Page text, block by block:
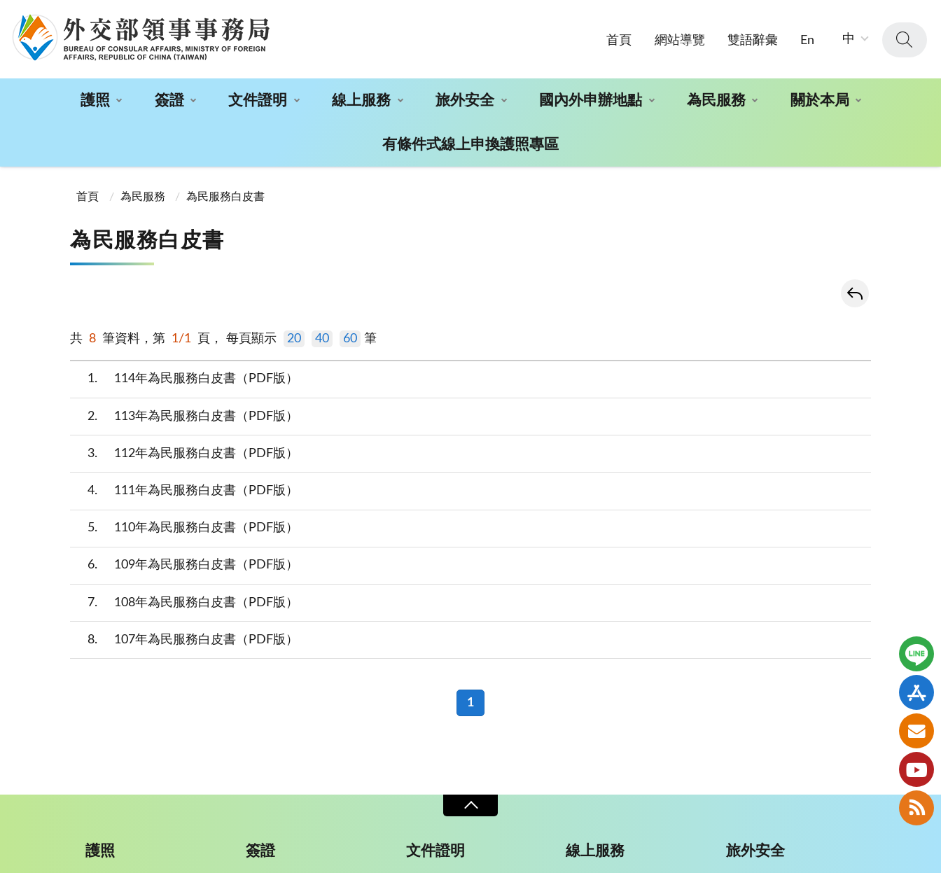
首頁 網站導覽 雙語辭彙 En 中
護照 簽證 文件證明 線上服務 旅外安全 國內外申辦地點 為民服務 關於本局
有條件式線上申換護照專區
首頁
為民服務 為民服務白皮書
為民服務白皮書
共 8 筆資料，第 1/1 頁， 每頁顯示 20 40 60 筆
1 114年為民服務白皮書（PDF版）
2 113年為民服務白皮書（PDF版）
3 112年為民服務白皮書（PDF版）
4 111年為民服務白皮書（PDF版）
5 110年為民服務白皮書（PDF版）
6 109年為民服務白皮書（PDF版）
7 108年為民服務白皮書（PDF版）
8 107年為民服務白皮書（PDF版）
1
護照 簽證 文件證明 線上服務 旅外安全